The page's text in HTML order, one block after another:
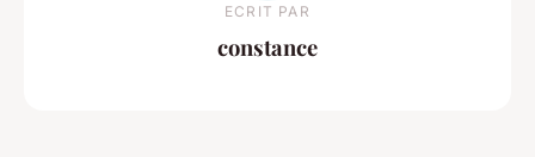
ECRIT PAR
constance